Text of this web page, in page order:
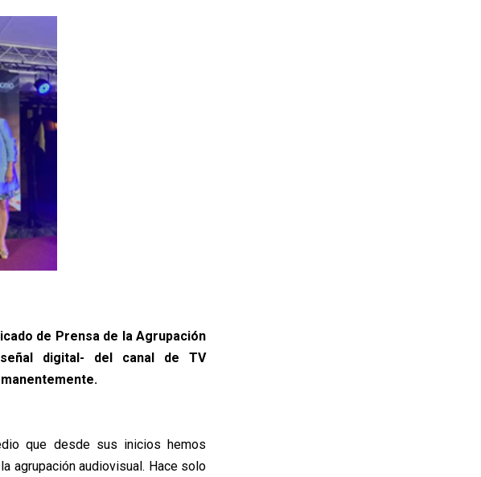
de Prensa de la Agrupación
digital- del canal de TV
que desde sus inicios hemos
agrupación audiovisual. Hace solo